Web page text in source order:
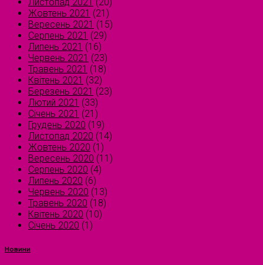
Жовтень 2021 (21)
Вересень 2021 (15)
Серпень 2021 (29)
Липень 2021 (16)
Червень 2021 (23)
Травень 2021 (18)
Квітень 2021 (32)
Березень 2021 (23)
Лютий 2021 (33)
Січень 2021 (21)
Грудень 2020 (19)
Листопад 2020 (14)
Жовтень 2020 (1)
Вересень 2020 (11)
Серпень 2020 (4)
Липень 2020 (6)
Червень 2020 (13)
Травень 2020 (18)
Квітень 2020 (10)
Січень 2020 (1)
Новини